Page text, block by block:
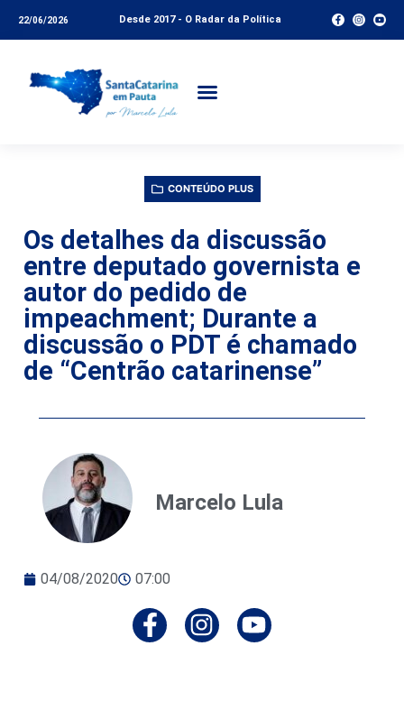
22/06/2026 Desde 2017 - O Radar da Política
CONTEÚDO PLUS
Os detalhes da discussão
entre deputado governista e
autor do pedido de
impeachment; Durante a
discussão o PDT é chamado
de “Centrão catarinense”
Marcelo Lula
04/08/2020 07:00